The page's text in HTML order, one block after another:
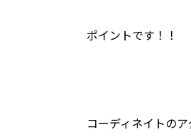
ポイントです！！
コーディネイトの